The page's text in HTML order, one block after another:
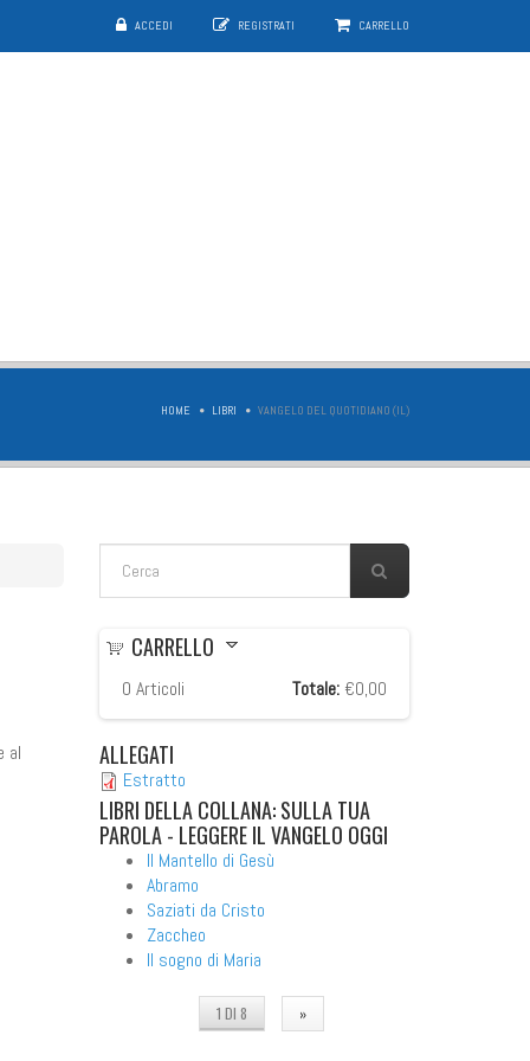
ACCEDI REGISTRATI CARRELLO
HOME LIBRI VANGELO DEL QUOTIDIANO (IL)
FORM DI RICERCA
al
CARRELLO
0 Articoli Totale: €0,00
ALLEGATI
Estratto
LIBRI DELLA COLLANA: SULLA TUA
PAROLA - LEGGERE IL VANGELO OGGI
Il Mantello di Gesù
Abramo
Saziati da Cristo
Zaccheo
Il sogno di Maria
1 DI 8 »